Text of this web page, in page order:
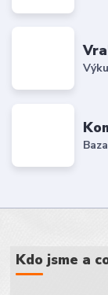
Kdo jsme a